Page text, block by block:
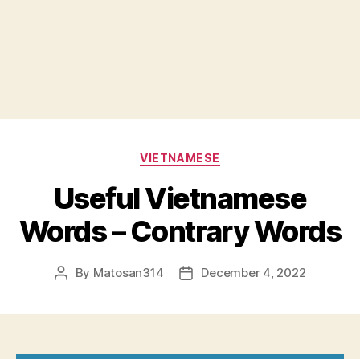
Categories
VIETNAMESE
Useful Vietnamese
Words – Contrary Words
Post
By Matosan314
PostDecember 4, 2022